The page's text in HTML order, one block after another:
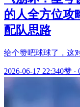
的人全方位攻
配队思路
给个赞吧球球了，这
2026-06-17 22:340赞 ·